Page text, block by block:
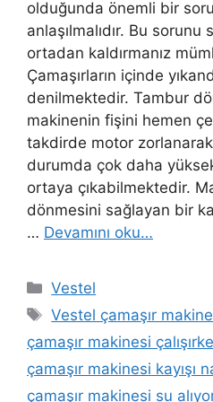
olduğunda önemli bir
anlaşılmalıdır. Bu sorunu
ortadan kaldırmanız
Çamaşırların içinde
denilmektedir. Tambur
makinenin fişini hemen
takdirde motor
durumda çok daha
ortaya çıkabilmektedir.
dönmesini sağlayan bir
… Devamını oku…
Kategoriler
Vestel
Etiketler
Vestel çamaşır makine
çamaşır makinesi
çamaşır makinesi kayışı
çamaşır makinesi su